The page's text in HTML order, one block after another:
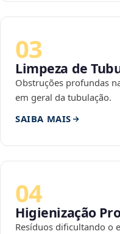
03
Limpeza de
Obstruções profundas
em geral da tubulação.
SAIBA MAIS
04
Higienização
Resíduos dificultando o